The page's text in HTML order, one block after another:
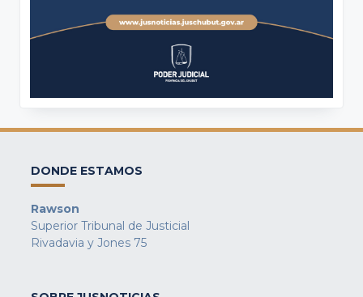
DONDE ESTAMOS
Rawson
Superior Tribunal de Justicial
Rivadavia y Jones 75